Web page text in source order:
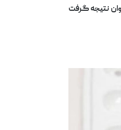
نتیجه گرفت